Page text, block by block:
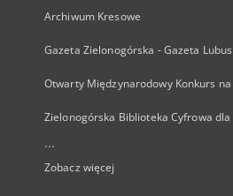
Archiwum Kresowe
Gazeta Zielonogórska - Gazeta
Otwarty Międzynarodowy Konkurs
Zielonogórska Biblioteka Cyfrowa
...
Zobacz więcej